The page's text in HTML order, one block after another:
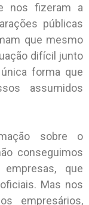
nos fizeram a
públicas
que mesmo
difícil junto
forma que
assumidos
sobre o
conseguimos
que
Mas nos
empresários,